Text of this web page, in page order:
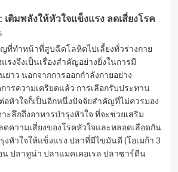
เติมพลังให้หัวใจแข็งแรง ลดเสี่ยงโรค
ที่ทำหน้าที่สูบฉีดโลหิตไปเลี้ยงทั่วร่างกาย
รงจึงเป็นเรื่องสำคัญอย่างยิ่งในการมี
าว นอกจากการออกกำลังกายอย่าง
ารความเครียดแล้ว การเลือกรับประทาน
หัวใจก็เป็นอีกหนึ่งปัจจัยสำคัญที่ไม่ควรมอง
ะลึกถึงอาหารบำรุงหัวใจ ที่จะช่วยเสริม
ดความเสี่ยงของโรคหัวใจและหลอดเลือดกัน
งหัวใจให้แข็งแรง ปลาที่มีไขมันดี (โอเมก้า 3
ปลาทูน่า ปลาแมคเคอเรล ปลาซาร์ดีน